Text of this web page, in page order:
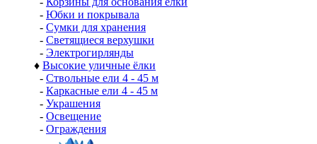
- Юбки и покрывала
- Сумки для хранения
- Светящиеся верхушки
- Электрогирлянды
♦ Высокие уличные ёлки
- Ствольные ели 4 - 45 м
- Каркасные ели 4 - 45 м
- Украшения
- Освещение
- Ограждения